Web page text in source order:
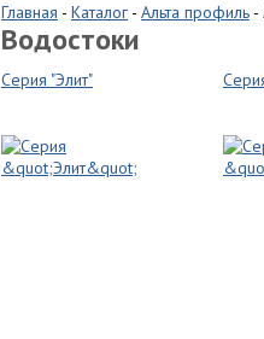
Главная - Каталог - Альта профиль -
Водостоки
Серия "Элит"